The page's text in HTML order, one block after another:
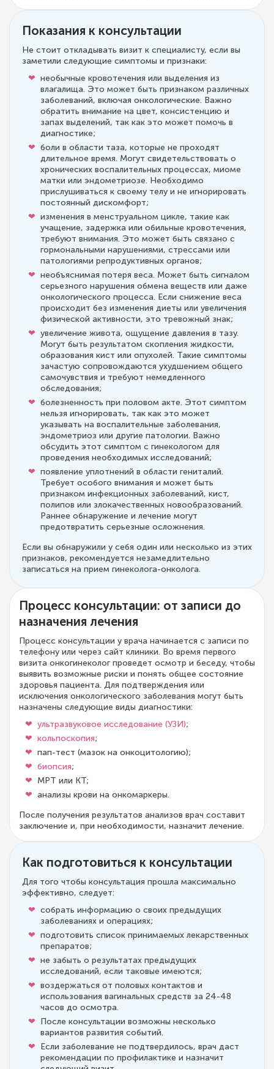
Показания к консультации
Не стоит откладывать визит к специалисту, если вы
заметили следующие симптомы и признаки:
необычные кровотечения или выделения из
влагалища. Это может быть признаком различных
заболеваний, включая онкологические. Важно
обратить внимание на цвет, консистенцию и
запах выделений, так как это может помочь в
диагностике;
боли в области таза, которые не проходят
длительное время. Могут свидетельствовать о
хронических воспалительных процессах, миоме
матки или эндометриозе. Необходимо
прислушиваться к своему телу и не игнорировать
постоянный дискомфорт;
изменения в менструальном цикле, такие как
учащение, задержка или обильные кровотечения,
требуют внимания. Это может быть связано с
гормональными нарушениями, стрессами или
патологиями репродуктивных органов;
необъяснимая потеря веса. Может быть сигналом
серьезного нарушения обмена веществ или даже
онкологического процесса. Если снижение веса
происходит без изменения диеты или увеличения
физической активности, это тревожный знак;
увеличение живота, ощущение давления в тазу.
Могут быть результатом скопления жидкости,
образования кист или опухолей. Такие симптомы
зачастую сопровождаются ухудшением общего
самочувствия и требуют немедленного
обследования;
болезненность при половом акте. Этот симптом
нельзя игнорировать, так как это может
указывать на воспалительные заболевания,
эндометриоз или другие патологии. Важно
обсудить этот симптом с гинекологом для
проведения необходимых исследований;
появление уплотнений в области гениталий.
Требует особого внимания и может быть
признаком инфекционных заболеваний, кист,
полипов или злокачественных новообразований.
Раннее обнаружение и лечение могут
предотвратить серьезные осложнения.
Если вы обнаружили у себя один или несколько из этих
признаков, рекомендуется незамедлительно
записаться на прием гинеколога-онколога.
Процесс консультации: от записи до
назначения лечения
Процесс консультации у врача начинается с записи по
телефону или через сайт клиники. Во время первого
визита онкогинеколог проведет осмотр и беседу, чтобы
выявить возможные риски и понять общее состояние
здоровья пациента. Для подтверждения или
исключения онкологического заболевания могут быть
назначены следующие виды диагностики:
ультразвуковое исследование (УЗИ);
кольпоскопия;
пап-тест (мазок на онкоцитологию);
биопсия;
МРТ или КТ;
анализы крови на онкомаркеры.
После получения результатов анализов врач составит
заключение и, при необходимости, назначит лечение.
Как подготовиться к консультации
Для того чтобы консультация прошла максимально
эффективно, следует:
собрать информацию о своих предыдущих
заболеваниях и операциях;
подготовить список принимаемых лекарственных
препаратов;
не забыть о результатах предыдущих
исследований, если таковые имеются;
воздержаться от половых контактов и
использования вагинальных средств за 24-48
часов до осмотра.
После консультации возможны несколько
вариантов развития событий.
Если заболевание не подтвердилось, врач даст
рекомендации по профилактике и назначит